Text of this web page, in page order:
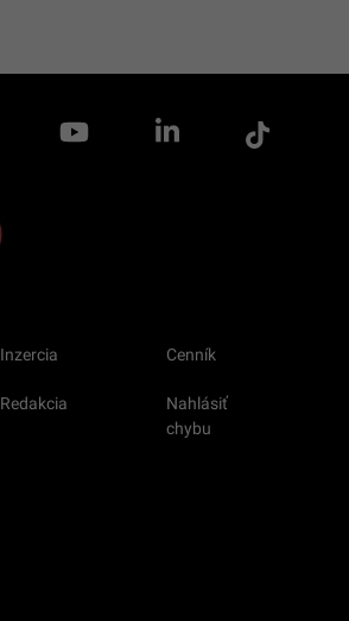
Inzercia Cenník
Redakcia
Nahlásiť
chybu